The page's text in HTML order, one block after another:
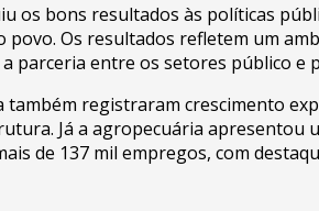
bons resultados às políticas
Os resultados refletem um
parceria entre os setores público
registraram crescimento
Já a agropecuária
de 137 mil empregos, com